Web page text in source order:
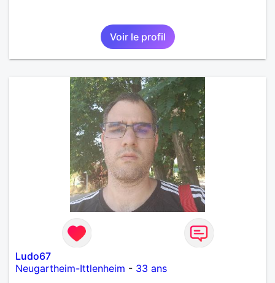
Voir le profil
Ludo67
Neugartheim-Ittlenheim - 33 ans